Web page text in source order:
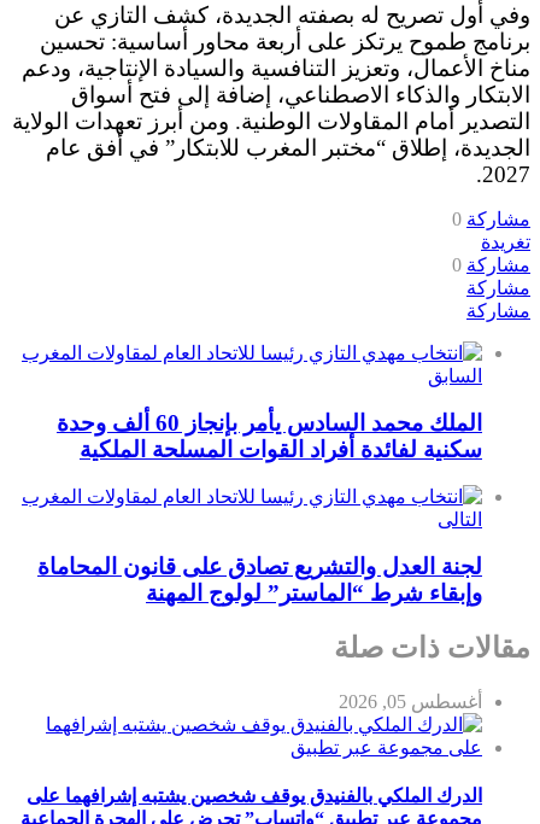
وفي أول تصريح له بصفته الجديدة، كشف التازي عن
برنامج طموح يرتكز على أربعة محاور أساسية: تحسين
مناخ الأعمال، وتعزيز التنافسية والسيادة الإنتاجية، ودعم
الابتكار والذكاء الاصطناعي، إضافة إلى فتح أسواق
التصدير أمام المقاولات الوطنية. ومن أبرز تعهدات الولاية
الجديدة، إطلاق “مختبر المغرب للابتكار” في أفق عام
2027.
مشاركة 0
تغريدة
مشاركة 0
مشاركة
مشاركة
السابق
الملك محمد السادس يأمر بإنجاز 60 ألف وحدة
سكنية لفائدة أفراد القوات المسلحة الملكية
التالى
لجنة العدل والتشريع تصادق على قانون المحاماة
وإبقاء شرط “الماستر” لولوج المهنة
مقالات ذات صلة
أغسطس 05, 2026
الدرك الملكي بالفنيدق يوقف شخصين يشتبه إشرافهما على
مجموعة عبر تطبيق “واتساب” تحرض على الهجرة الجماعية